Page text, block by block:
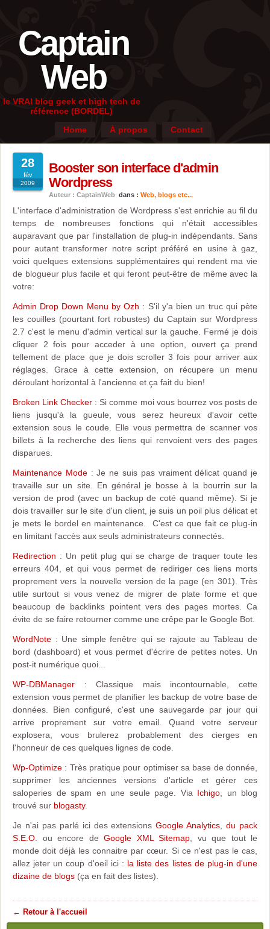
Captain
Web
le VRAI blog geek et high tech de
référence (BORDEL)
Home
À propos Contact
28
fév
2009
Booster son interface d'admin
Wordpress
Auteur : CaptainWeb dans : Web, blogs etc...
L'interface d'administration de Wordpress s'est enrichie au fil du
temps de nombreuses fonctions qui n'était accessibles
auparavant que par l'installation de plug-in indépendants. Sans
pour autant transformer notre script préféré en usine à gaz,
voici quelques extensions supplémentaires qui rendent ma vie
de blogueur plus facile et qui feront peut-être de même avec la
votre:
Admin Drop Down Menu by Ozh : S'il y'a bien un truc qui pète
les couilles (pourtant fort robustes) du Captain sur Wordpress
2.7 c'est le menu d'admin vertical sur la gauche. Fermé je dois
cliquer 2 fois pour acceder à une option, ouvert ça prend
tellement de place que je dois scroller 3 fois pour arriver aux
réglages. Grace à cette extension, on récupere un menu
déroulant horizontal à l'ancienne et ça fait du bien!
Broken Link Checker : Si comme moi vous bourrez vos posts de
liens jusqu'à la gueule, vous serez heureux d'avoir cette
extension sous le coude. Elle vous permettra de scanner vos
billets à la recherche des liens qui renvoient vers des pages
disparues.
Maintenance Mode: Je ne suis pas vraiment délicat quand je
travaille sur un site. En général je bosse à la bourrin sur la
version de prod (avec un backup de coté quand même). Si je
dois travailler sur le site d'un client, je suis un poil plus délicat et
je mets le bordel en maintenance. C'est ce que fait ce plug-in
en limitant l'accès aux seuls administrateurs connectés.
Redirection : Un petit plug qui se charge de traquer toute les
erreurs 404, et qui vous permet de rediriger ces liens morts
proprement vers la nouvelle version de la page (en 301). Très
utile surtout si vous venez de migrer de plate forme et que
beaucoup de backlinks pointent vers des pages mortes. Ca
évite de se faire retourner comme une crêpe par le Google Bot.
WordNote : Une simple fenêtre qui se rajoute au Tableau de
bord (dashboard) et vous permet d'écrire de petites notes. Un
post-it numérique quoi...
WP-DBManager : Classique mais incontournable, cette
extension vous permet de planifier les backup de votre base de
données. Bien configuré, c'est une sauvegarde par jour qui
arrive proprement sur votre email. Quand votre serveur
explosera, vous brulerez probablement des cierges en
l'honneur de ces quelques lignes de code.
Wp-Optimize : Très pratique pour optimiser sa base de donnée,
supprimer les anciennes versions d'article et gérer ces
saloperies de spam en une seule page. Via Ichigo , un blog
trouvé sur blogasty.
Je n'ai pas parlé ici des extensionsGoogle Analytics ,du pack
S.E.O . ou encore de Google XML Sitemap , vu que tout le
monde doit déjà les connaitre par cœur. Si ce n'est pas le cas,
allez jeter un coup d'oeil ici : la liste des listes de plug-in d'une
dizaine de blogs (ça en fait des listes).
← Retour à l'accueil